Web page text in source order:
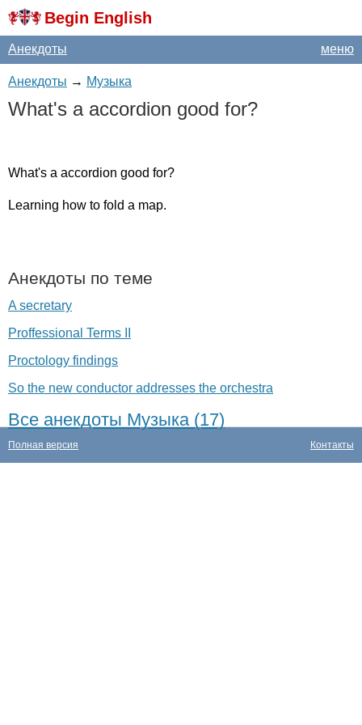
Begin English
меню
Анекдоты
Анекдоты → Музыка
What's a accordion good for?
What's a accordion good for?
Learning how to fold a map.
Анекдоты по теме
A secretary
Proffessional Terms II
Proctology findings
So the new conductor addresses the orchestra
Все анекдоты Музыка (17)
Контакты
Полная версия